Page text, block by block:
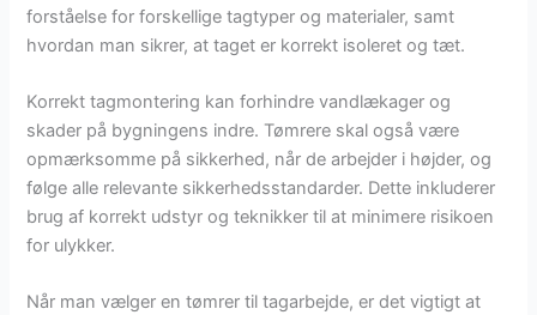
forståelse for forskellige tagtyper og materialer, samt
hvordan man sikrer, at taget er korrekt isoleret og tæt.
Korrekt tagmontering kan forhindre vandlækager og
skader på bygningens indre. Tømrere skal også være
opmærksomme på sikkerhed, når de arbejder i højder, og
følge alle relevante sikkerhedsstandarder. Dette inkluderer
brug af korrekt udstyr og teknikker til at minimere risikoen
for ulykker.
Når man vælger en tømrer til tagarbejde, er det vigtigt at